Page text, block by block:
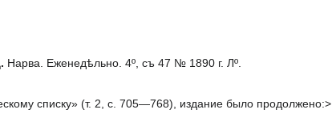
Нарва. Еженедѣльно. 4º, съ 47 № 1890 г. Лº.
списку» (т. 2, с. 705—768), издание было продолжено:>